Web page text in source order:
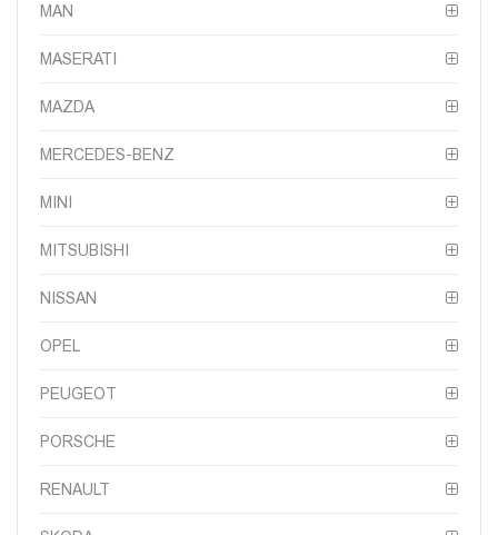
MAN
MASERATI
MAZDA
MERCEDES-BENZ
MINI
MITSUBISHI
NISSAN
OPEL
PEUGEOT
PORSCHE
RENAULT